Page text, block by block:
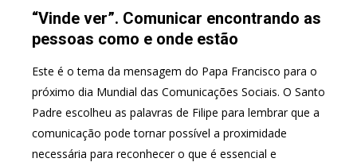
“Vinde ver”. Comunicar encontrando as
pessoas como e onde estão
Este é o tema da mensagem do Papa Francisco para o
próximo dia Mundial das Comunicações Sociais. O Santo
Padre escolheu as palavras de Filipe para lembrar que a
comunicação pode tornar possível a proximidade
necessária para reconhecer o que é essencial e